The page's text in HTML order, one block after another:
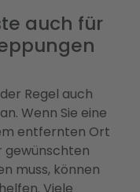
auch für
Regel auch
Wenn Sie eine
entfernten Ort
gewünschten
muss, können